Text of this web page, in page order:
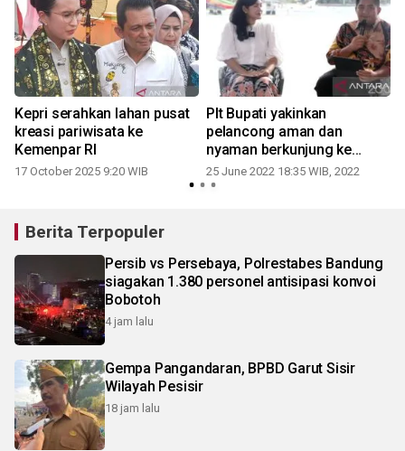
Kepri serahkan lahan pusat
kreasi pariwisata ke
Kemenpar RI
17 October 2025 9:20 WIB
Plt Bupati yakinkan
pelancong aman dan
nyaman berkunjung ke
Bintan
25 June 2022 18:35 WIB, 2022
Berita Terpopuler
Persib vs Persebaya, Polrestabes Bandung
siagakan 1.380 personel antisipasi konvoi
Bobotoh
4 jam lalu
Gempa Pangandaran, BPBD Garut Sisir
Wilayah Pesisir
18 jam lalu